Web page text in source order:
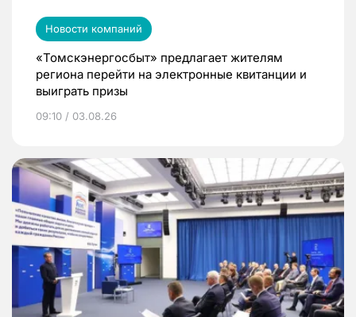
Новости компаний
«Томскэнергосбыт» предлагает жителям
региона перейти на электронные квитанции и
выиграть призы
09:10 / 03.08.26